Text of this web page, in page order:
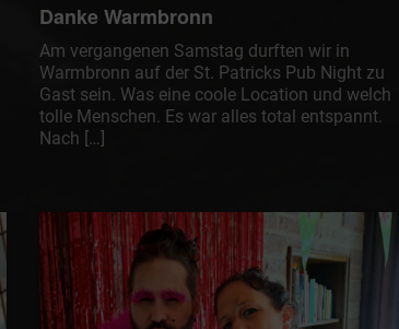
Danke Warmbronn
Am vergangenen Samstag durften wir in
Warmbronn auf der St. Patricks Pub Night zu
Gast sein. Was eine coole Location und welch
tolle Menschen. Es war alles total entspannt.
Nach […]